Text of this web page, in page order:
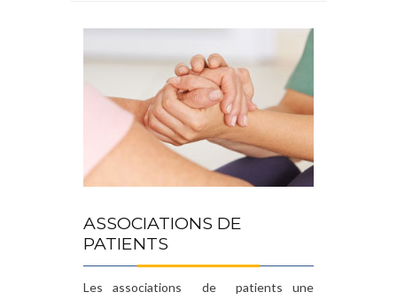
ASSOCIATIONS DE
PATIENTS
Les associations de patients une